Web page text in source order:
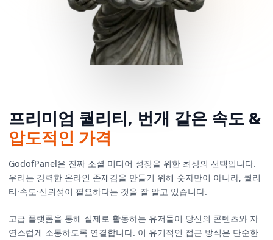
프리미엄 퀄리티, 번개 같은 속도 &
압도적인 가격
GodofPanel은 진짜 소셜 미디어 성장을 위한 최상의 선택입니다.
우리는 강력한 온라인 존재감을 만들기 위해 숫자만이 아니라, 퀄리
티·속도·신뢰성이 필요하다는 것을 잘 알고 있습니다.
고급 플랫폼을 통해 실제로 활동하는 유저들이 당신의 콘텐츠와 자
연스럽게 소통하도록 연결합니다. 이 유기적인 접근 방식은 단순한